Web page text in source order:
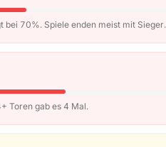
bei 70%. Spiele enden meist mit Sieger.
Toren gab es 4 Mal.